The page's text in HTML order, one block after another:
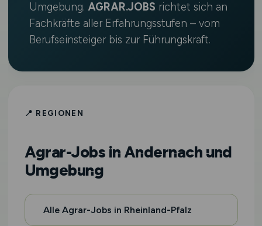
Umgebung. AGRAR.JOBS richtet sich an
Fachkräfte aller Erfahrungsstufen – vom
Berufseinsteiger bis zur Führungskraft.
📍 REGIONEN
Agrar-Jobs in Andernach und
Umgebung
Alle Agrar-Jobs in Rheinland-Pfalz